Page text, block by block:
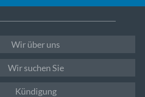
Wir über uns
Wir suchen Sie
Kündigung